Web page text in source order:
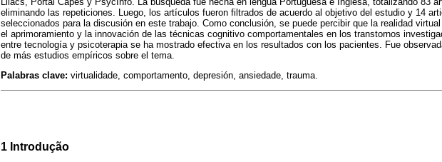
eliminando las repeticiones. Luego, los artículos fueron filtrados de acuerdo al objetivo del estudio y 14
seleccionados para la discusión en este trabajo. Como conclusión, se puede percibir que la realidad
el aprimoramiento y la innovación de las técnicas cognitivo comportamentales en los transtornos
entre tecnología y psicoterapia se ha mostrado efectiva en los resultados con los pacientes. Fue
de más estudios empíricos sobre el tema.
Palabras clave: virtualidade, comportamento, depresión, ansiedade, trauma.
1 Introdução